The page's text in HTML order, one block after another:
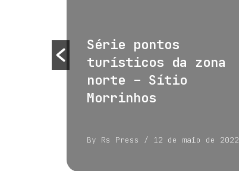
Série pontos
turísticos da zona
norte – Sítio
Morrinhos
By Rs Press / 12 de maio de 2022